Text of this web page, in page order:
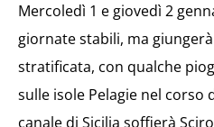
Mercoledì 1 e giovedì 2
giornate stabili, ma
stratificata, con qualche
sulle isole Pelagie nel corso
canale di Sicilia soffierà